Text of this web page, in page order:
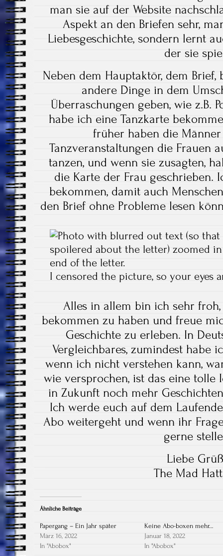
man sie auf der Website
Aspekt an den Briefen sehr,
Liebesgeschichte, sondern lernt
der sie
Neben dem Hauptaktör, dem
andere Dinge in dem
Überraschungen geben, wie z.B.
habe ich eine Tanzkarte
früher haben die
Tanzveranstaltungen die Frauen
tanzen, und wenn sie zusagten,
die Karte der Frau geschrieben.
bekommen, damit auch
den Brief ohne Probleme lesen
I censored the picture, so your eyes
Alles in allem bin ich sehr froh,
bekommen zu haben und freue
Geschichte zu erleben. In
Vergleichbares, zumindest habe
wenn ich nicht verstehen kann,
wie versprochen, ist das eine tolle
in Zukunft noch mehr
Ich werde euch auf dem
Abo weitergeht und wenn ihr
gerne
Liebe
The Mad
Ähnliche Beiträge
Papergang – Ein Jahr später
März 16, 2022
In "Abobox"
Keine Abo-boxen mehr…
Januar 18, 2022
In "Abobox"